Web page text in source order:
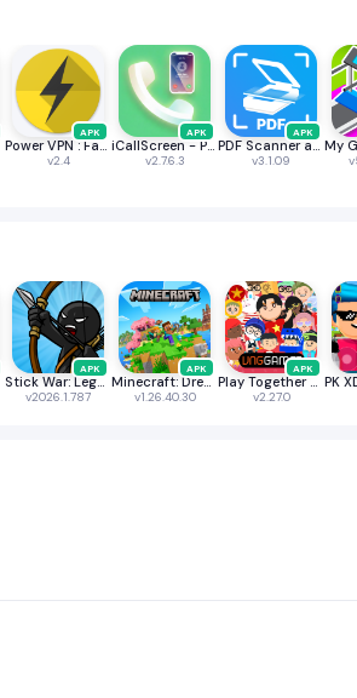
APK
Power VPN : Fast & Secure VPN
v2.4
APK
iCallScreen - Phone Dialer
v2.7.6.3
APK
PDF Scanner app - TapScanner
v3.1.09
APK
Stick War: Legacy
v2026.1.787
APK
Minecraft: Dream it, Build it!
v1.26.40.30
APK
Play Together VNG
v2.27.0